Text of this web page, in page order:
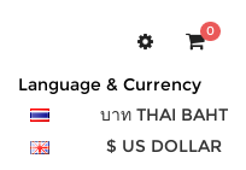
0
Language & Currency
บาท THAI BAHT
$ US DOLLAR